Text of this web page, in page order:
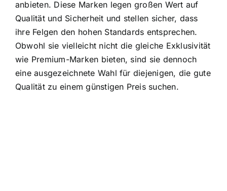
anbieten. Diese Marken legen großen Wert auf
Qualität und Sicherheit und stellen sicher, dass
ihre Felgen den hohen Standards entsprechen.
Obwohl sie vielleicht nicht die gleiche Exklusivität
wie Premium-Marken bieten, sind sie dennoch
eine ausgezeichnete Wahl für diejenigen, die gute
Qualität zu einem günstigen Preis suchen.